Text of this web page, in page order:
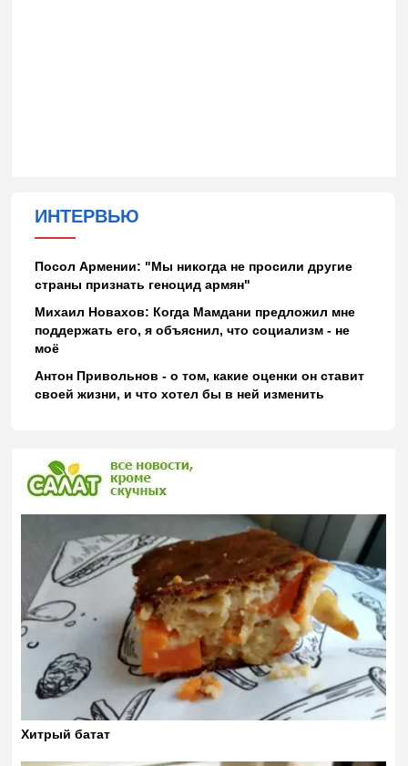
ИНТЕРВЬЮ
Посол Армении: "Мы никогда не просили другие
страны признать геноцид армян"
Михаил Новахов: Когда Мамдани предложил мне
поддержать его, я объяснил, что социализм - не
моё
Антон Привольнов - о том, какие оценки он ставит
своей жизни, и что хотел бы в ней изменить